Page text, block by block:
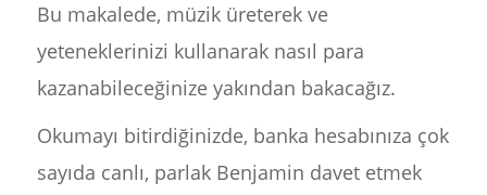
Bu makalede, müzik üreterek ve
yeteneklerinizi kullanarak nasıl para
kazanabileceğinize yakından bakacağız.
Okumayı bitirdiğinizde, banka hesabınıza çok
sayıda canlı, parlak Benjamin davet etmek